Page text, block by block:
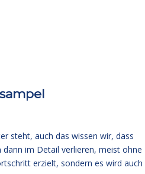
steht, auch das wissen wir, dass
im Detail verlieren, meist ohne
erzielt, sondern es wird auch